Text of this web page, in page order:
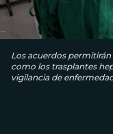
Los acuerdos
como los trasplantes
vigilancia de